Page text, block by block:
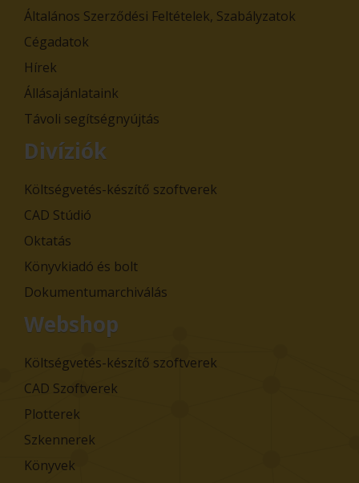
Általános Szerződési Feltételek, Szabályzatok
Cégadatok
Hírek
Állásajánlataink
Távoli segítségnyújtás
Divíziók
Költségvetés-készítő szoftverek
CAD Stúdió
Oktatás
Könyvkiadó és bolt
Dokumentumarchiválás
Webshop
Költségvetés-készítő szoftverek
CAD Szoftverek
Plotterek
Szkennerek
Könyvek